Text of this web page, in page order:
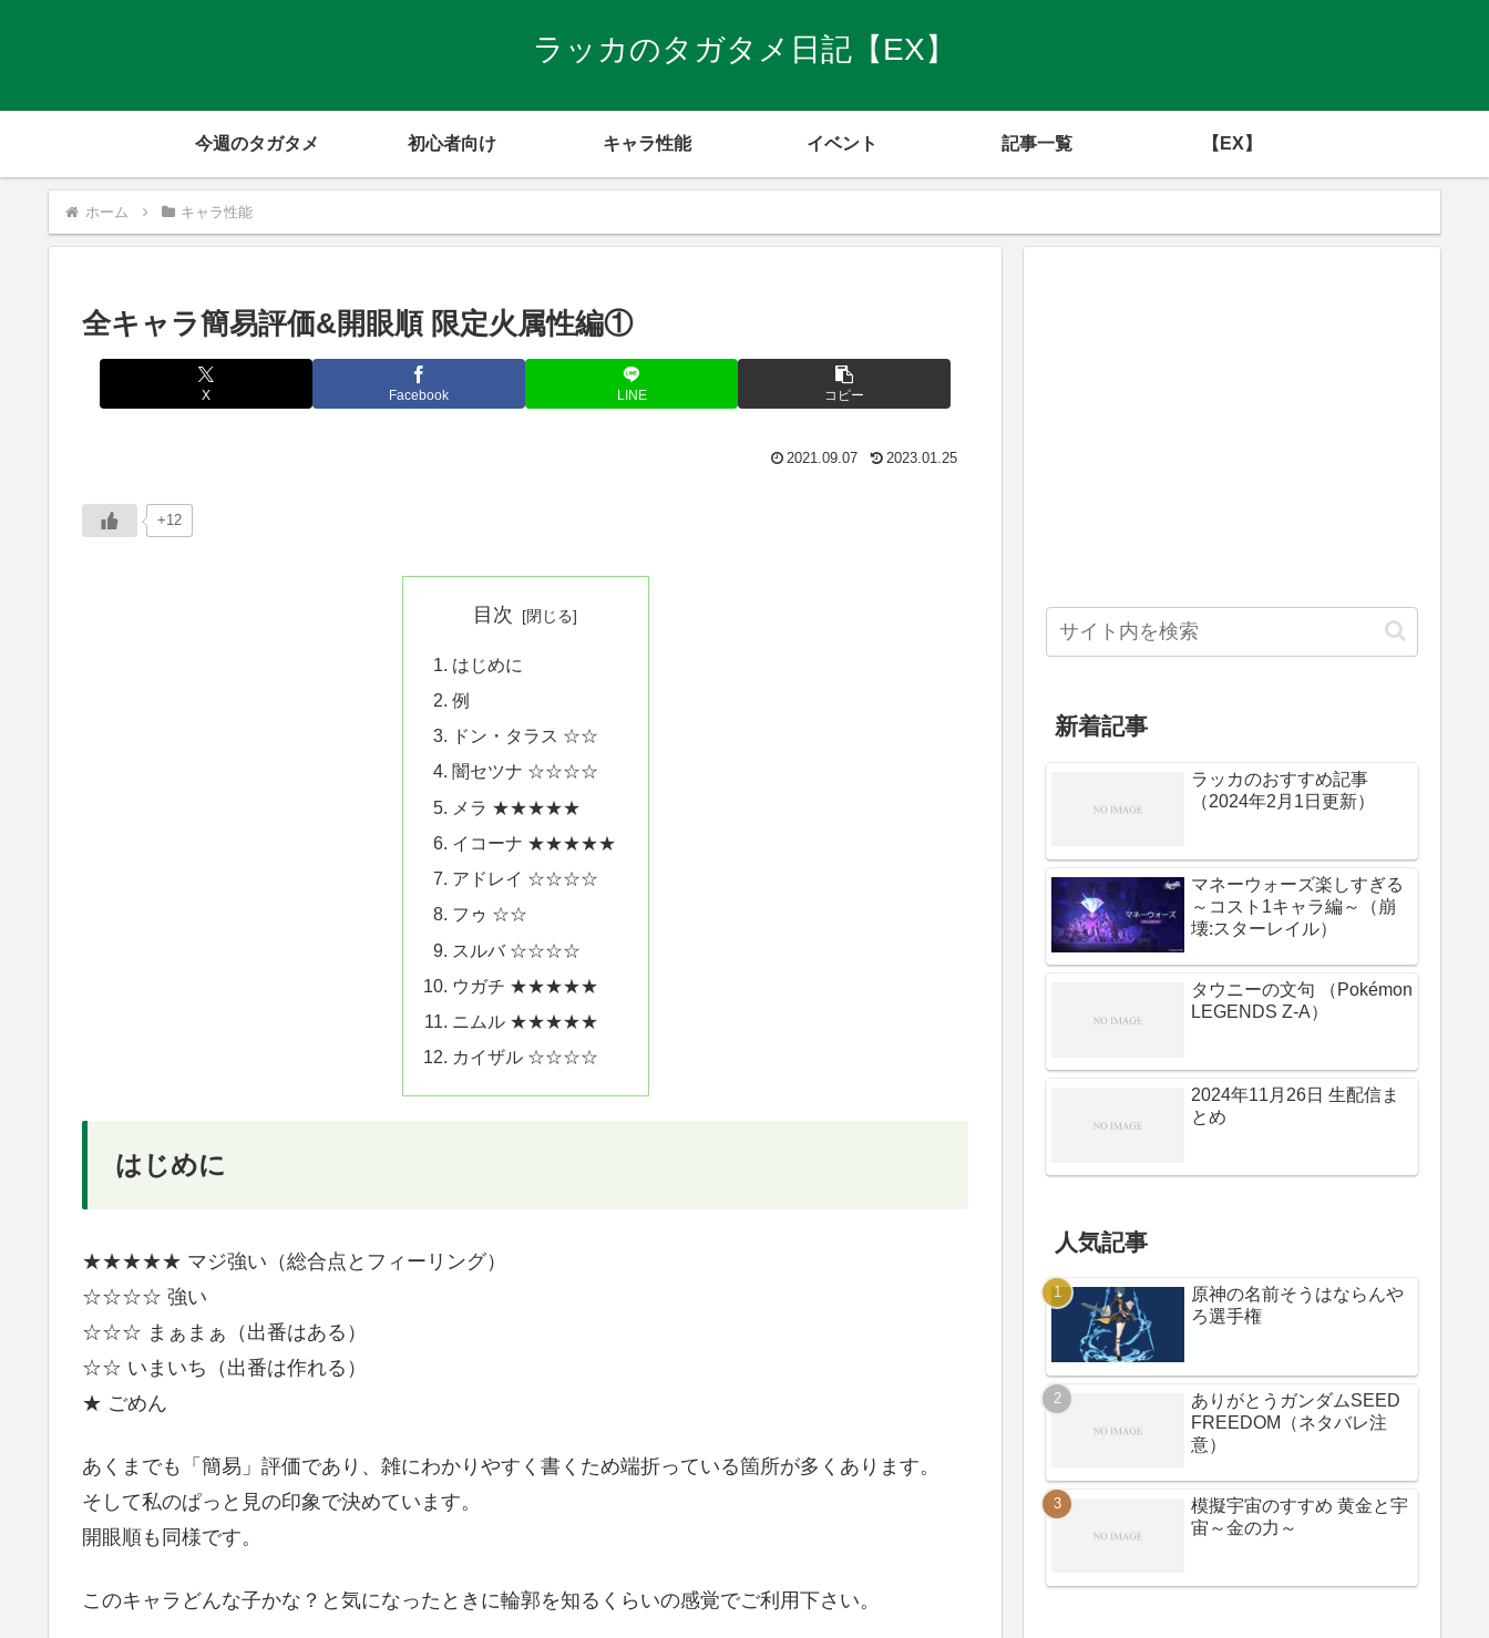
ラッカのタガタメ日記【EX】
今週のタガタメ 初心者向け キャラ性能 イベント 記事一覧 【EX】
ホーム キャラ性能
全キャラ簡易評価&開眼順 限定火属性編①
X Facebook LINE コピー
2021.09.07 2023.01.25
+12
目次
はじめに
例
ドン・タラス ☆☆
闇セツナ ☆☆☆☆
メラ ★★★★★
イコーナ ★★★★★
アドレイ ☆☆☆☆
フゥ ☆☆
スルバ ☆☆☆☆
ウガチ ★★★★★
ニムル ★★★★★
カイザル ☆☆☆☆
はじめに
★★★★★ マジ強い（総合点とフィーリング）
☆☆☆☆ 強い
☆☆☆ まぁまぁ（出番はある）
☆☆ いまいち（出番は作れる）
★ ごめん
あくまでも「簡易」評価であり、雑にわかりやすく書くため端折っている箇所が多くあります。
そして私のぱっと見の印象で決めています。
開眼順も同様です。
このキャラどんな子かな？と気になったときに輪郭を知るくらいの感覚でご利用下さい。
新着記事
ラッカのおすすめ記事
（2024年2月1日更新）
マネーウォーズ楽しすぎる
～コスト1キャラ編～（崩
壊:スターレイル）
タウニーの文句 （Pokémon
LEGENDS Z-A）
2024年11月26日 生配信ま
とめ
人気記事
原神の名前そうはならんや
ろ選手権
ありがとうガンダムSEED
FREEDOM（ネタバレ注
意）
模擬宇宙のすすめ 黄金と宇
宙～金の力～